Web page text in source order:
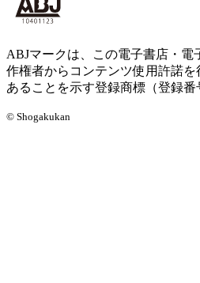
ABJマークは、この電子書店・電
作権者からコンテンツ使用許諾
あることを示す登録商標（登録番
© Shogakukan